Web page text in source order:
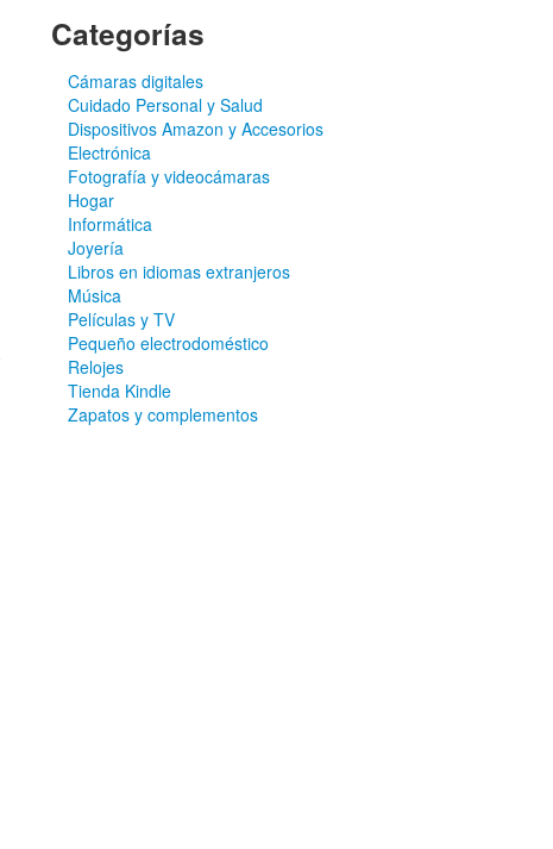
Categorías
Cámaras digitales
Cuidado Personal y Salud
Dispositivos Amazon y Accesorios
Electrónica
Fotografía y videocámaras
Hogar
Informática
Joyería
Libros en idiomas extranjeros
Música
Películas y TV
Pequeño electrodoméstico
Relojes
Tienda Kindle
Zapatos y complementos